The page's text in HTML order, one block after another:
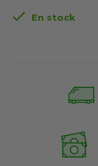
 En stock